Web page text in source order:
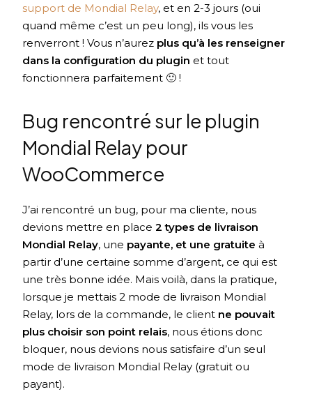
support de Mondial Relay, et en 2-3 jours (oui
quand même c’est un peu long), ils vous les
renverront ! Vous n’aurez plus qu’à les renseigner
dans la configuration du plugin et tout
fonctionnera parfaitement 🙂 !
Bug rencontré sur le plugin
Mondial Relay pour
WooCommerce
J’ai rencontré un bug, pour ma cliente, nous
devions mettre en place2 types de livraison
Mondial Relay, une payante, et une gratuite à
partir d’une certaine somme d’argent, ce qui est
une très bonne idée. Mais voilà, dans la pratique,
lorsque je mettais 2 mode de livraison Mondial
Relay, lors de la commande, le client ne pouvait
plus choisir son point relais, nous étions donc
bloquer, nous devions nous satisfaire d’un seul
mode de livraison Mondial Relay (gratuit ou
payant).